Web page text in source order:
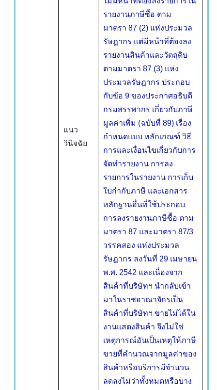
แนว
วินิจฉัย
รายงานภาษีซื้อ ตาม
มาตรา 87 (2) แห่งประมวล
รัษฎากร แต่มีหน้าที่ต้องลง
รายงานสินค้าและวัตถุดิบ
ตามมาตรา 87 (3) แห่ง
ประมวลรัษฎากร ประกอบ
กับข้อ 9 ของประกาศอธิบดี
กรมสรรพากร เกี่ยวกับภาษี
มูลค่าเพิ่ม (ฉบับที่ 89) เรื่อง
กำหนดแบบ หลักเกณฑ์ วิธี
การและเงื่อนไขเกี่ยวกับการ
จัดทำรายงาน การลง
รายการในรายงาน การเก็บ
ใบกำกับภาษี และเอกสาร
หลักฐานอื่นที่ใช้ประกอบ
การลงรายงานภาษีซื้อ ตาม
มาตรา 87 และมาตรา 87/3
วรรคสอง แห่งประมวล
รัษฎากร ลงวันที่ 29 เมษายน
พ.ศ. 2542 และเนื่องจาก
สินค้าที่บริษัทฯ นำกลับเข้า
มาในราชอาณาจักรเป็น
สินค้าที่บริษัทฯ ขายไม่ได้ใน
งานแสดงสินค้า จึงไม่ใช่
เหตุการณ์อันเป็นเหตุให้ภาษี
ขายที่คำนวณจากมูลค่าของ
สินค้าหรือบริการมีจำนวน
ลดลงไม่ว่าทั้งหมดหรือบาง